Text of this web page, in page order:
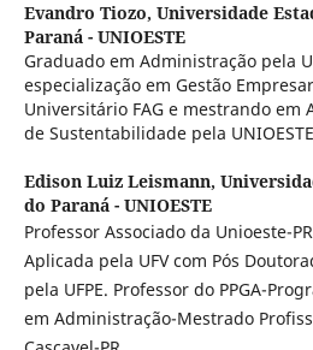
Evandro Tiozo, Universidade
Paraná - UNIOESTE
Graduado em Administração pela
especialização em Gestão
Universitário FAG e mestrando em
de Sustentabilidade pela
Edison Luiz Leismann,
do Paraná - UNIOESTE
Professor Associado da Unioeste-
Aplicada pela UFV com Pós
pela UFPE. Professor do PPGA-
em Administração-Mestrado